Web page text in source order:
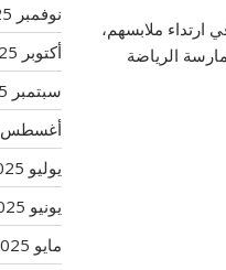
ملابسهم،
الرياضة
نوفمبر 2025
أكتوبر 2025
سبتمبر 2025
أغسطس 2025
يوليو 2025
يونيو 2025
مايو 2025